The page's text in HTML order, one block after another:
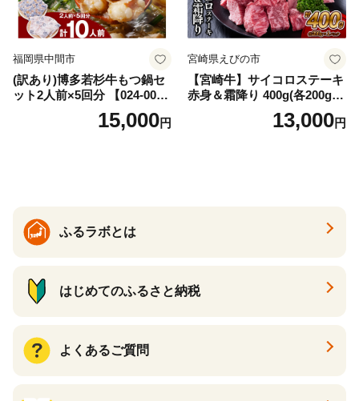
福岡県中間市
(訳あり)博多若杉牛もつ鍋セ
ット2人前×5回分 【024-002
15,000円
宮崎県えびの市
【宮崎牛】サイコロステーキ
赤身＆霜降り 400g(各200g×
１P 計2P) 真空パック 冷凍
13,000円
ふるラボとは
はじめてのふるさと納税
よくあるご質問